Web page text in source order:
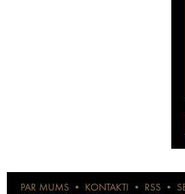
PAR MUMS • KONTAKTI • RSS •